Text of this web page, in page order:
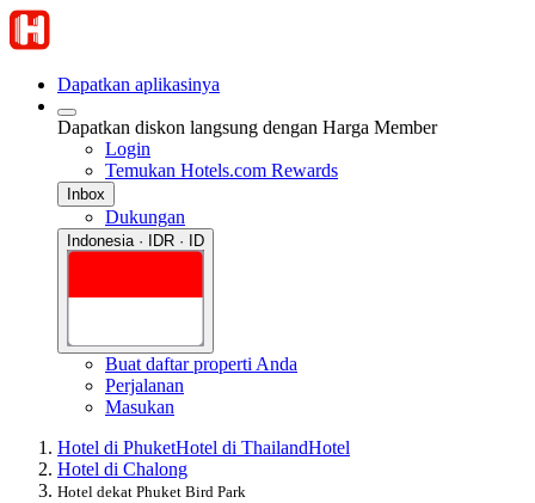
Dapatkan aplikasinya
Dapatkan diskon langsung dengan Harga Member
Login
Temukan Hotels.com Rewards
Inbox
Dukungan
Indonesia · IDR · ID
Buat daftar properti Anda
Perjalanan
Masukan
Hotel di PhuketHotel di ThailandHotel
Hotel di Chalong
Hotel dekat Phuket Bird Park